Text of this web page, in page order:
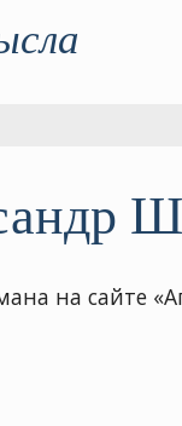
на сайте